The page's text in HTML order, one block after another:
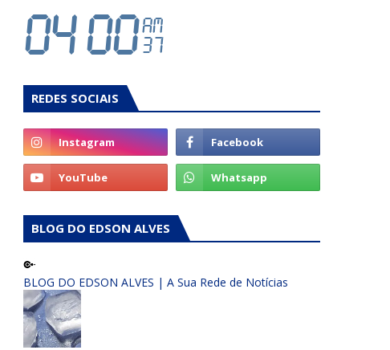
REDES SOCIAIS
BLOG DO EDSON ALVES
BLOG DO EDSON ALVES | A Sua Rede de Notícias